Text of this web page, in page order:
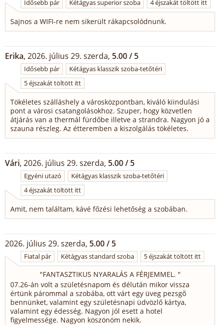
Idősebb pár Kétágyas superior szoba 4 éjszakát töltött itt
Sajnos a WIFI-re nem sikerült rákapcsolódnunk.
Erika, 2026. július 29. szerda, 5.00 / 5
Idősebb pár
Kétágyas klasszik szoba-tetőtéri
5 éjszakát töltött itt
Tökéletes szálláshely a városközpontban, kiváló kiindulási
pont a városi csatangolásokhoz. Szuper, hogy közvetlen
átjárás van a thermál fürdőbe illetve a strandra. Nagyon jó a
szauna részleg. Az étteremben a kiszolgálás tökéletes.
Vári, 2026. július 29. szerda, 5.00 / 5
Egyéni utazó
Kétágyas klasszik szoba-tetőtéri
4 éjszakát töltött itt
Amit, nem találtam, kávé főzési lehetőség a szobában.
2026. július 29. szerda, 5.00 / 5
Fiatal pár Kétágyas standard szoba 5 éjszakát töltött itt
"FANTASZTIKUS NYARALÁS A FÉRJEMMEL. "
07.26-án volt a születésnapom és délután mikor vissza
értünk párommal a szobába, ott várt egy üveg pezsgő
bennünket, valamint egy születésnapi üdvözlő kártya,
valamint egy édesség. Nagyon jól esett a hotel
figyelmessége. Nagyon köszönöm nekik.